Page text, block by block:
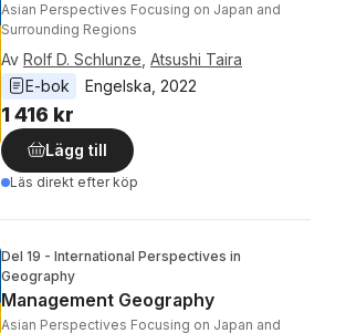
Asian Perspectives Focusing on Japan and
Surrounding Regions
Av Rolf D. Schlunze Atsushi Taira
E-bok
Engelska 2022
1 416 kr
Lägg till
Läs direkt efter köp
Del 19 - International Perspectives in
Geography
Management Geography
Asian Perspectives Focusing on Japan and